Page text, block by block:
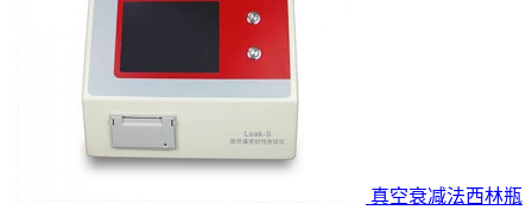
真空衰减法西林瓶